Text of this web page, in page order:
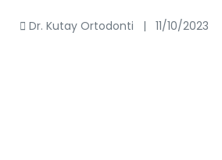
Dr. Kutay Ortodonti | 11/10/2023